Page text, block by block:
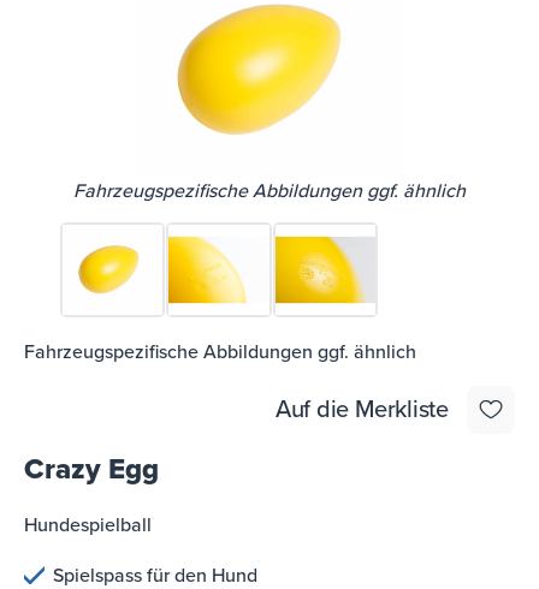
Fahrzeugspezifische Abbildungen ggf. ähnlich
Fahrzeugspezifische Abbildungen ggf. ähnlich
Auf die Merkliste
Crazy Egg
Hundespielball
Spielspass für den Hund